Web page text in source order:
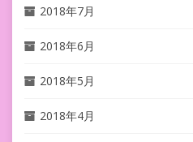
2018年7月
2018年6月
2018年5月
2018年4月